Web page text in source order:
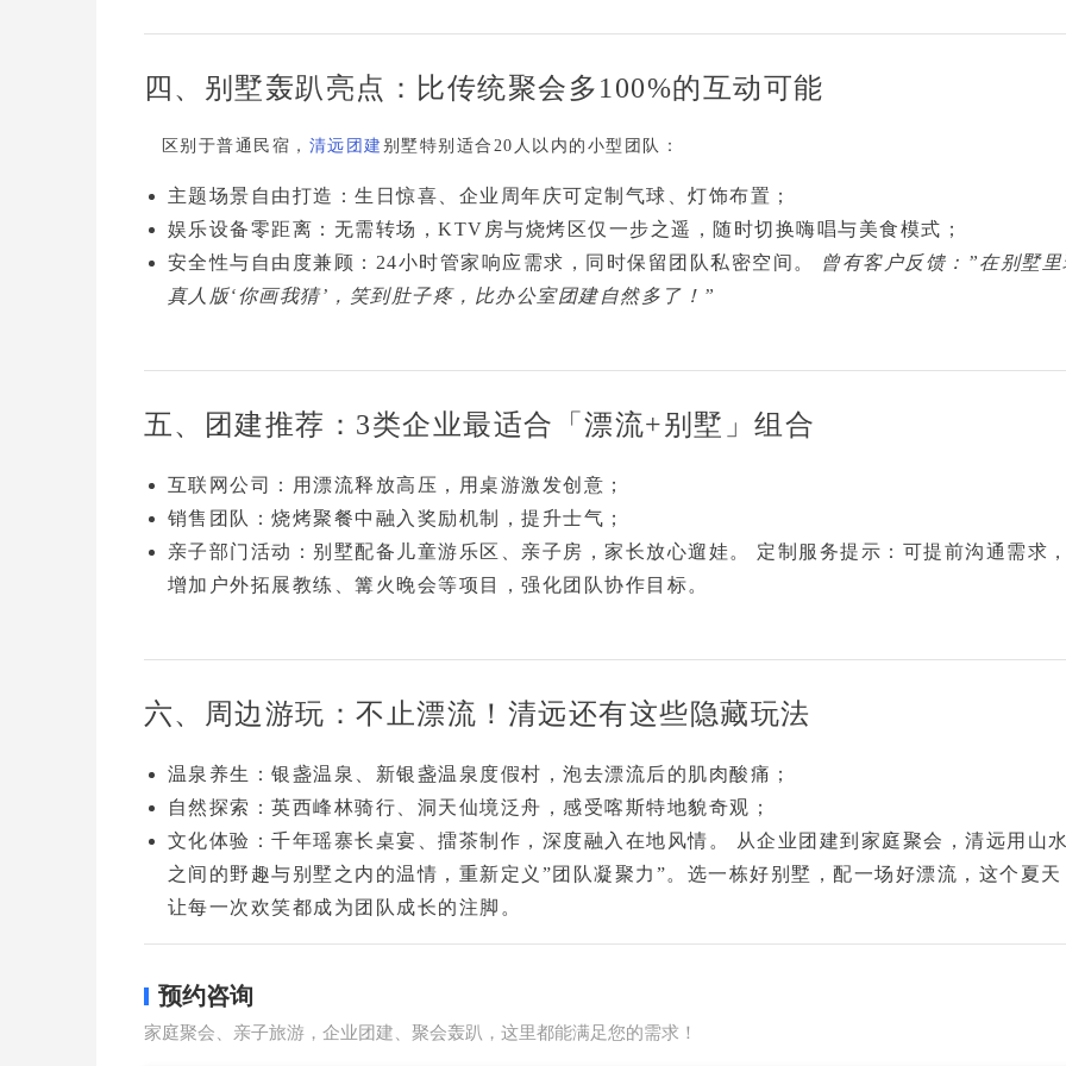
四、别墅轰趴亮点：比传统聚会多100%的互动可能
区别于普通民宿， 清远团建 别墅特别适合20人以内的小型团队：
主题场景自由打造 ：生日惊喜、企业周年庆可定制气球、灯饰布置；
娱乐设备零距离 ：无需转场，KTV房与烧烤区仅一步之遥 ，随时切换嗨唱与美食模式；
安全性与自由度兼顾 ：24小时管家响应需求，同时保留团队私密空间。
曾有客户反馈：”在别墅里
真人版‘你画我猜’，笑到肚子疼，比办公室团建自然多了！”
五、团建推荐：3类企业最适合「漂流+别墅」组合
互联网公司
：用漂流释放高压，用桌游激发创意；
销售团队
：烧烤聚餐中融入奖励机制，提升士气；
亲子部门活动 ：别墅配备 儿童游乐区、亲子房 ，家长放心遛娃。 定制服务提示 ：可提前沟通需求，
增加 户外拓展教练、篝火晚会等项目，强化团队协作目标。
六、周边游玩：不止漂流！清远还有这些隐藏玩法
温泉养生 ：银盏温泉、新银盏温泉度假村，泡去漂流后的肌肉酸痛；
自然探索 ：英西峰林骑行、洞天仙境泛舟，感受喀斯特地貌奇观；
文化体验 ：千年瑶寨长桌宴、擂茶制作，深度融入在地风情。 从企业团建到家庭聚会，清远用 山水
之间的野趣与别墅之内的温情 ，重新定义”团队凝聚力”。选一栋好别墅，配一场好漂流，这个夏天
让每一次欢笑都成为团队成长的注脚。
预约咨询
家庭聚会、亲子旅游，企业团建、聚会轰趴，这里都能满足您的需求！